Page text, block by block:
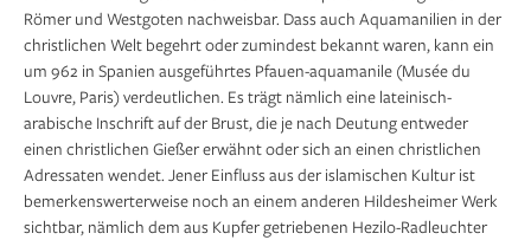
Römer und Westgoten nachweisbar. Dass auch Aquamanilien in der
christ­lichen Welt begehrt oder zumindest bekannt waren, kann ein
um 962 in Spanien ausgeführtes Pfauen-aquamanile (Musée du
Louvre, Paris) verdeut­lichen. Es trägt nämlich eine lateinisch-
arabische Inschrift auf der Brust, die je nach Deutung entweder
einen christlichen Gießer erwähnt oder sich an einen christlichen
Adressaten wendet. Jener Einfluss aus der islamischen Kultur ist
bemerkenswerterweise noch an einem anderen Hildesheimer Werk
sichtbar, nämlich dem aus Kupfer getriebenen Hezilo-Radleuchter